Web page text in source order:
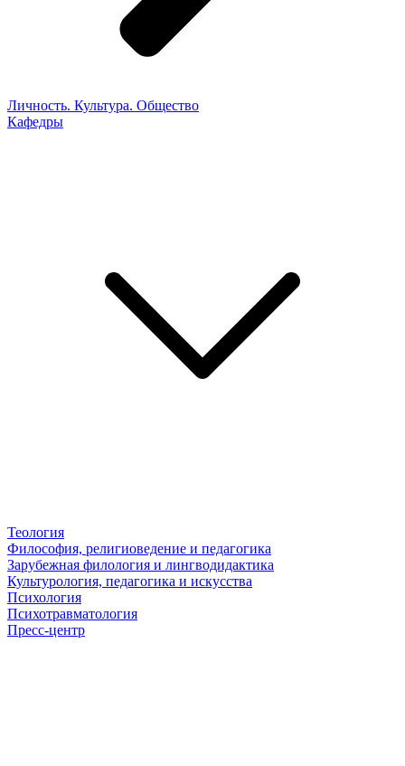
Личность. Культура. Общество
Кафедры
Теология
Философия, религиоведение и педагогика
Зарубежная филология и лингводидактика
Культурология, педагогика и искусства
Психология
Психотравматология
Пресс-центр